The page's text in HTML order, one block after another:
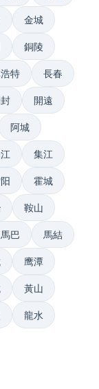
金城
銅陵
特 長春
開遠
阿城
集江
霍城
鞍山
馬巴 馬結
鹰潭
黃山
龍水